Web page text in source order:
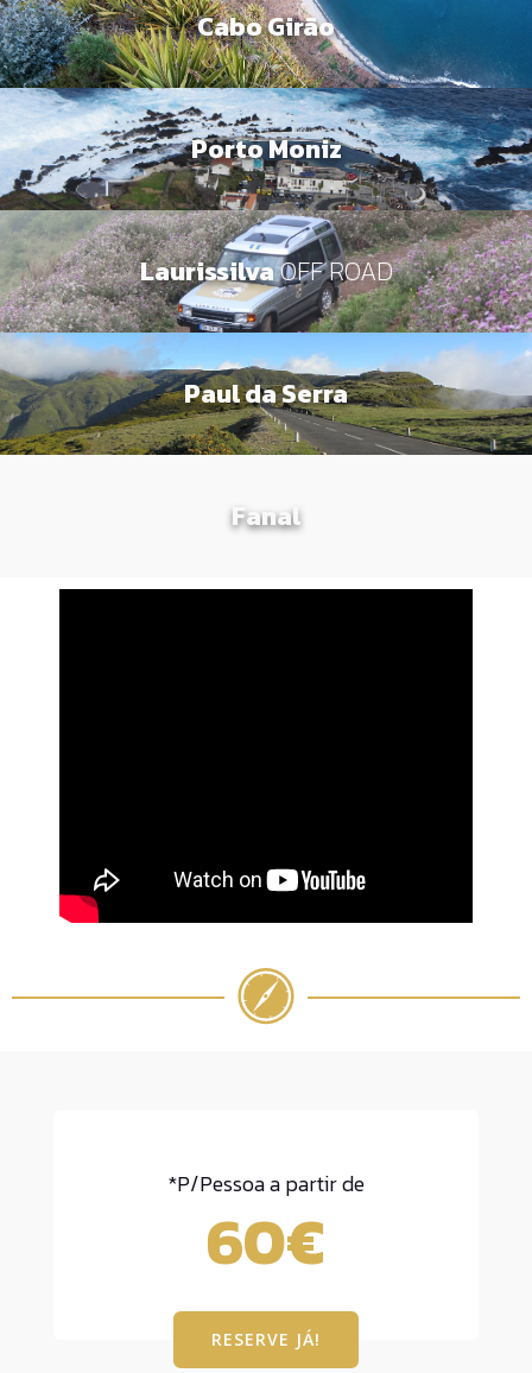
Cabo Girão
Porto Moniz
LaurissilvaOFF ROAD
Paul da Serra
Fanal
*P/Pessoa a partir de
60€
RESERVE JÁ!